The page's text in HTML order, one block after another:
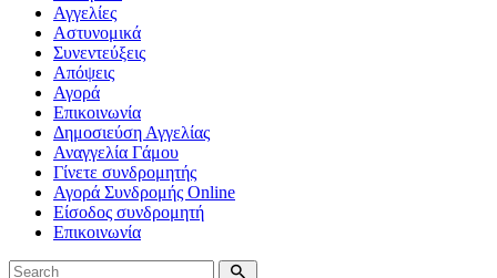
Αγγελίες
Αστυνομικά
Συνεντεύξεις
Απόψεις
Αγορά
Επικοινωνία
Δημοσιεύση Αγγελίας
Αναγγελία Γάμου
Γίνετε συνδρομητής
Αγορά Συνδρομής Online
Είσοδος συνδρομητή
Επικοινωνία